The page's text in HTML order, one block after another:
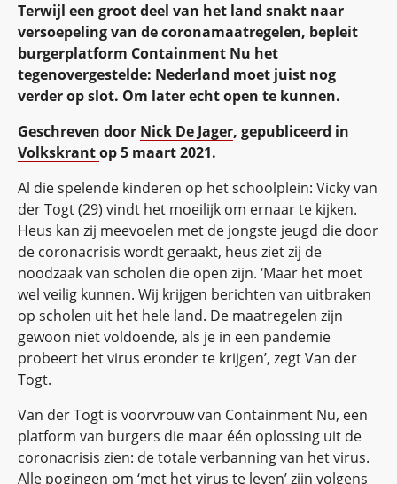
Terwijl een groot deel van het land snakt naar
versoepeling van de coronamaatregelen, bepleit
burgerplatform Containment Nu het
tegenovergestelde: Nederland moet juist nog
verder op slot. Om later echt open te kunnen.
Geschreven door Nick De Jager, gepubliceerd in
Volkskrantop 5 maart 2021.
Al die spelende kinderen op het schoolplein: Vicky van
der Togt (29) vindt het moeilijk om ernaar te kijken.
Heus kan zij meevoelen met de jongste jeugd die door
de coronacrisis wordt geraakt, heus ziet zij de
noodzaak van scholen die open zijn. ‘Maar het moet
wel veilig kunnen. Wij krijgen berichten van uitbraken
op scholen uit het hele land. De maatregelen zijn
gewoon niet voldoende, als je in een pandemie
probeert het virus eronder te krijgen’, zegt Van der
Togt.
Van der Togt is voorvrouw van Containment Nu, een
platform van burgers die maar één oplossing uit de
coronacrisis zien: de totale verbanning van het virus.
Alle pogingen om ‘met het virus te leven’ zijn volgens